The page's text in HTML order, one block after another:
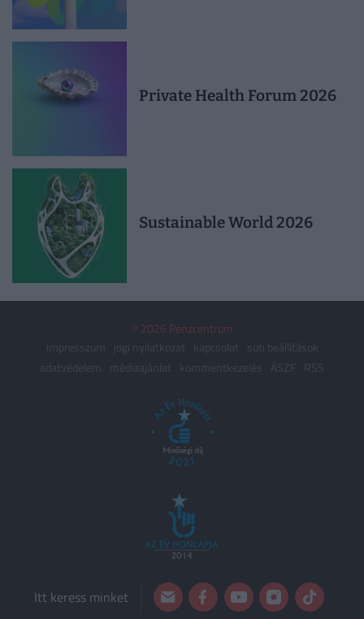
Private Health Forum 2026
Sustainable World 2026
© 2026 Pénzcentrum
impresszum
jogi nyilatkozat kapcsolat
süti beállítások
adatvédelem
médiaajánlat kommentkezelés ÁSZF RSS
Itt keress minket